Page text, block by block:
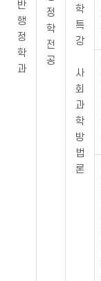
반
행
정
학
과
정
학
전
공
학
특
강
사
회
과
학
방
법
론